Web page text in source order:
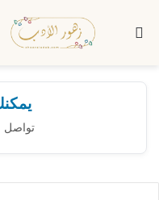
بحث عن
تواصل